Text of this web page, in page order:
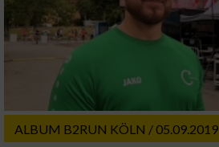
ALBUM B2RUN KÖLN / 05.09.2019